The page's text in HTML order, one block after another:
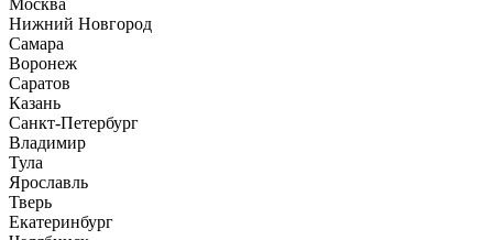
Москва
Нижний Новгород
Самара
Воронеж
Саратов
Казань
Санкт-Петербург
Владимир
Тула
Ярославль
Тверь
Екатеринбург